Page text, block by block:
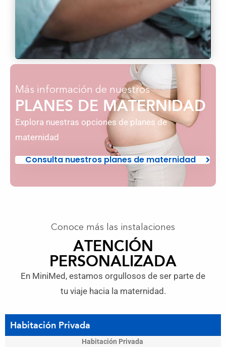
Más información de nuestros
PLANES DE MATERNIDAD
Explora nuestras opciones de planes de
maternidad
Consulta nuestros planes de maternidad
Conoce más las instalaciones
ATENCIÓN
PERSONALIZADA
En MiniMed, estamos orgullosos de ser parte de
tu viaje hacia la maternidad.
Habitación Privada
Habitación Privada